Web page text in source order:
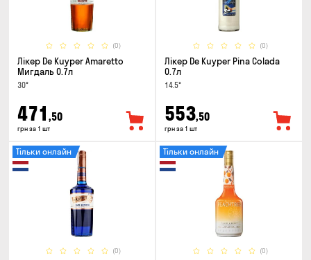
(0)
Лікер De Kuyper Amaretto
Мигдаль 0.7л
30°
471 ,50
грн за 1 шт
(0)
Лікер De Kuyper Pina Colada
0.7л
14.5°
553,50
грн за 1 шт
(0)
Тільки онлайн
(0)
Тільки онлайн